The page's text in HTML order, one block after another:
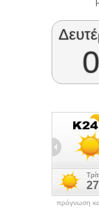
πρόγνωση